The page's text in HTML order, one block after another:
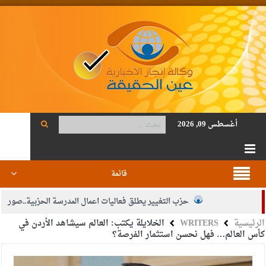
أغسطس 09, 2026
قائمة
حزب التغيير يطلق فعاليات اعمال المدرسة الحزبية..صور
الجيش يفتح باب التجنيد لحملة البكالوريوس في الحقوق والقانون
الرئيسية WRITERS الخلايلة يكتب: العالم سيشاهد الأردن في
كأس العالم… فهل نحسن استثمار الفرصة؟